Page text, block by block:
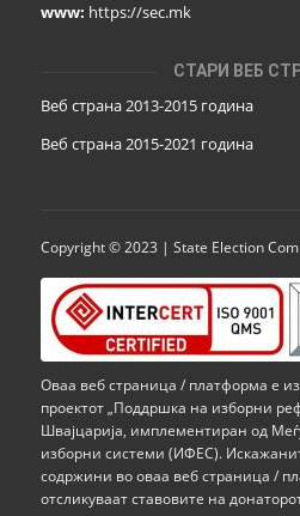
www: https://sec.mk
СТАРИ ВЕБ
Веб страна 2013-2015 година
Веб страна 2015-2021 година
Copyright © 2023 | State Election
Оваа веб страница / платформа е
проектот „Поддршка на изборни
Швајцарија, имплементиран од
изборни системи (ИФЕС).
содржини во оваа веб страница /
отсликуваат ставовите на